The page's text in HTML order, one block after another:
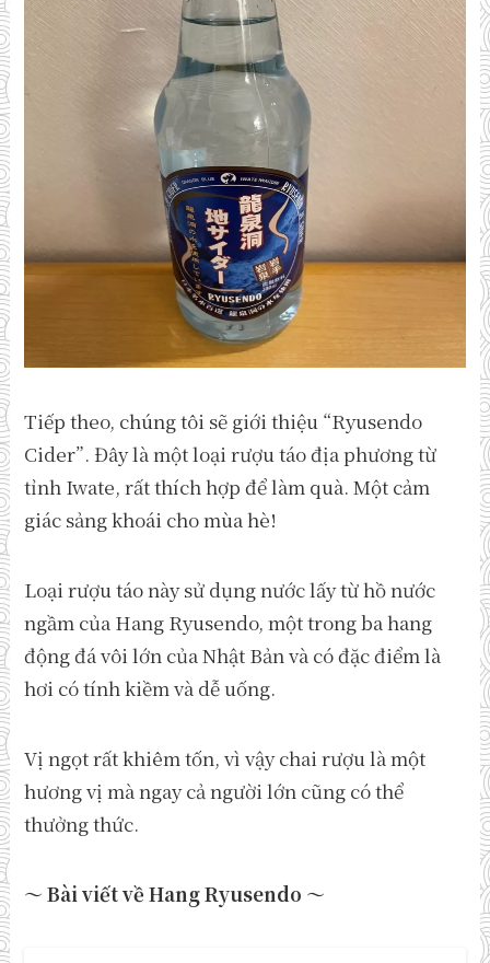
Tiếp theo, chúng tôi sẽ giới thiệu “Ryusendo
Cider”. Đây là một loại rượu táo địa phương từ
tỉnh Iwate, rất thích hợp để làm quà. Một cảm
giác sảng khoái cho mùa hè!
Loại rượu táo này sử dụng nước lấy từ hồ nước
ngầm của Hang Ryusendo, một trong ba hang
động đá vôi lớn của Nhật Bản và có đặc điểm là
hơi có tính kiềm và dễ uống.
Vị ngọt rất khiêm tốn, vì vậy chai rượu là một
hương vị mà ngay cả người lớn cũng có thể
thưởng thức.
～ Bài viết về Hang Ryusendo ～